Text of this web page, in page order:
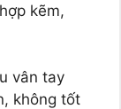
kẽm,
vân tay
không tốt